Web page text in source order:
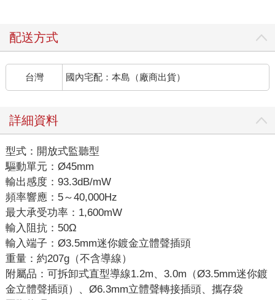
配送方式
台灣 國內宅配：本島（廠商出貨）
詳細資料
型式：開放式監聽型
驅動單元：Ø45mm
輸出感度：93.3dB/mW
頻率響應：5～40,000Hz
最大承受功率：1,600mW
輸入阻抗：50Ω
輸入端子：Ø3.5mm迷你鍍金立體聲插頭
重量：約207g（不含導線）
附屬品：可拆卸式直型導線1.2m、3.0m（Ø3.5mm迷你鍍
金立體聲插頭）、Ø6.3mm立體聲轉接插頭、攜存袋